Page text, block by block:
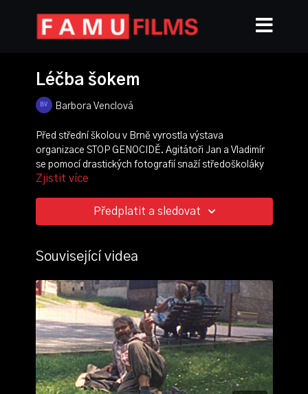
Léčba šokem
Barbora Venclová
Před střední školou v Brně vyrostla výstava
organizace STOP GENOCIDĚ. Agitátoři Jan a Vladimír
se pomocí drastických fotografií snaží středoškoláky
odradit od nezodpovědného života – a také sesbírat
těhotenství v Česku. Reportáž sleduje jejich snažení
během jednoho školního dne.
režie, scénář:
Barbora Venclová
Matylda Štancelová
střih:Julie Petríková
produkce, scénografie:Gabriela Heclová
zvuk:Kryštof Volkman
ročník: 1.
cvičení: autorská reportáž
rok výroby: 2023
Zjistit více
Předplatit a sledovat
Související videa